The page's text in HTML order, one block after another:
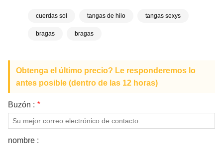
cuerdas sol tangas de hilo tangas sexys
bragas bragas
Obtenga el último precio? Le responderemos lo
antes posible (dentro de las 12 horas)
Buzón : *
nombre :